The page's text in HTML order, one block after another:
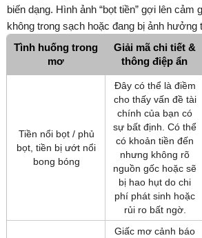
biến dạng. Hình ảnh “bọt tiền” gợi lên cảm
không trong sạch hoặc đang bị ảnh hưởng
Tình huống trong
mơ
Giải mã chi tiết &
thông điệp ẩn
Tiền nổi bọt / phủ
bọt, tiền bị ướt nổi
bong bóng
Đây có thể là điềm
cho thấy vấn đề tài
chính của bạn có
sự bất định. Có thể
có khoản tiền đến
nhưng không rõ
nguồn gốc hoặc sẽ
bị hao hụt do chi
phí phát sinh hoặc
rủi ro bất ngờ.
Giấc mơ cảnh báo